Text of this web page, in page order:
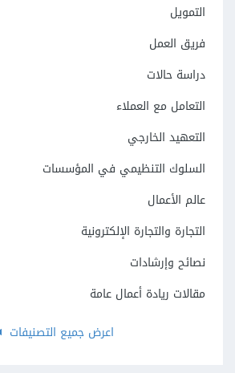
التمويل
فريق العمل
دراسة حالات
التعامل مع العملاء
التعهيد الخارجي
السلوك التنظيمي في المؤسسات
عالم الأعمال
التجارة والتجارة الإلكترونية
نصائح وإرشادات
مقالات ريادة أعمال عامة
اعرض جميع التصنيفات